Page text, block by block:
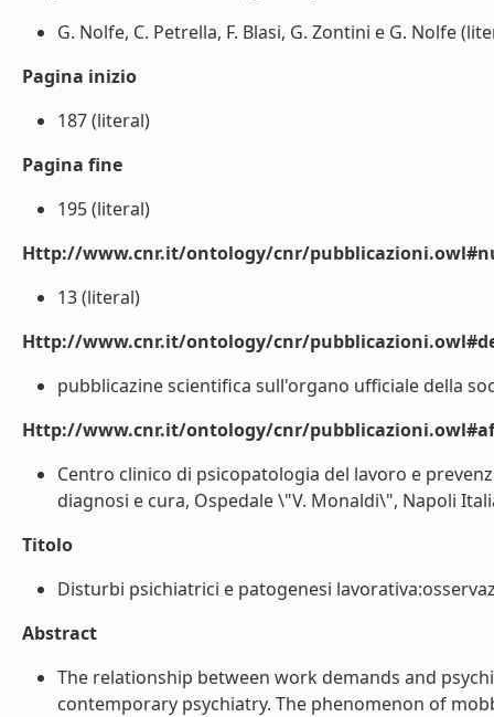
G. Nolfe, C. Petrella, F. Blasi, G. Zontini e G. Nolfe
Pagina inizio
187 (literal)
Pagina fine
195 (literal)
Http://www.cnr.it/ontology/cnr/
13 (literal)
Http://www.cnr.it/ontology/cnr/
pubblicazine scientifica sull'organo ufficiale della
Http://www.cnr.it/ontology/cnr/
Centro clinico di psicopatologia del lavoro e
diagnosi e cura, Ospedale \"V. Monaldi\", Napoli
Titolo
Disturbi psichiatrici e patogenesi
Abstract
The relationship between work demands and
contemporary psychiatry. The phenomenon of